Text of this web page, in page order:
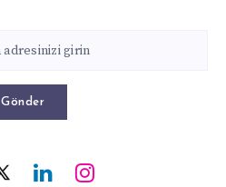
Gönder